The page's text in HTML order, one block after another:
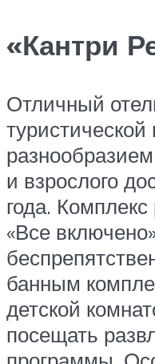
«Кантри
Отличный
и взрослого
года.
«Все
банным
детской
посещать